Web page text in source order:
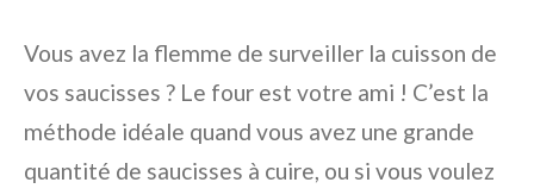
Vous avez la flemme de surveiller la cuisson de
vos saucisses ? Le four est votre ami ! C’est la
méthode idéale quand vous avez une grande
quantité de saucisses à cuire, ou si vous voulez